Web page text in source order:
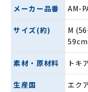
で破損しやすく、パナ
この部分となっていま
■パナマハットと
パナマハットとは、
れている帽子のこと。
発祥の地はエクアド
折れ帽タイプからカン
メーカー品番 AM-
サイズ(約)
M
素材・原材料 トキ
生産国 エク